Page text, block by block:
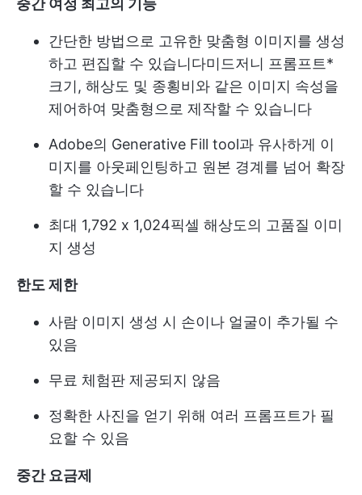
중간 여정 최고의 기능
간단한 방법으로 고유한 맞춤형 이미지를 생성
하고 편집할 수 있습니다미드저니 프롬프트*
크기, 해상도 및 종횡비와 같은 이미지 속성을
제어하여 맞춤형으로 제작할 수 있습니다
Adobe의 Generative Fill tool과 유사하게 이
미지를 아웃페인팅하고 원본 경계를 넘어 확장
할 수 있습니다
최대 1,792 x 1,024픽셀 해상도의 고품질 이미
지 생성
한도 제한
사람 이미지 생성 시 손이나 얼굴이 추가될 수
있음
무료 체험판 제공되지 않음
정확한 사진을 얻기 위해 여러 프롬프트가 필
요할 수 있음
중간 요금제